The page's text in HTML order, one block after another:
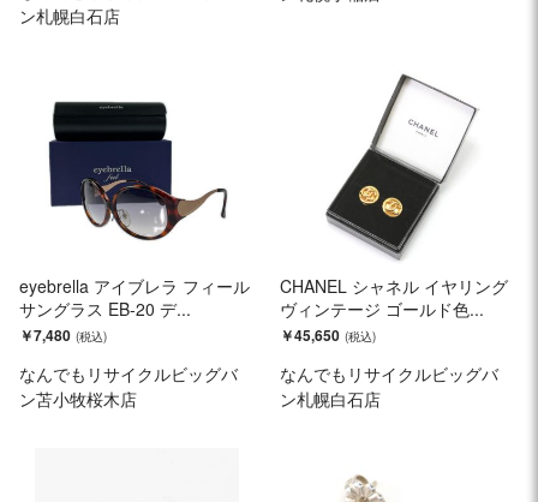
ン札幌白石店
eyebrella アイブレラ フィール
サングラス EB-20 デ...
￥7,480
なんでもリサイクルビッグバ
ン苫小牧桜木店
CHANEL シャネル イヤリング
ヴィンテージ ゴールド色...
￥45,650
なんでもリサイクルビッグバ
ン札幌白石店